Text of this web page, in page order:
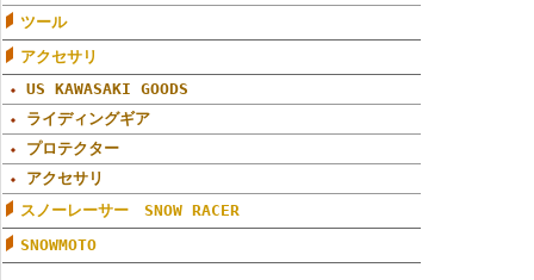
ツール
アクセサリ
US KAWASAKI GOODS
ライディングギア
プロテクター
アクセサリ
スノーレーサー SNOW RACER
SNOWMOTO